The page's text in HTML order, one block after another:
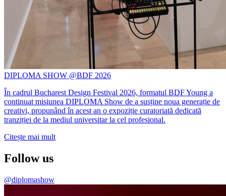
DIPLOMA SHOW @BDF 2026
În cadrul Bucharest Design Festival 2026, formatul BDF Young a
continuat misiunea DIPLOMA Show de a susține noua generație de
creativi, propunând în acest an o expoziție curatoriată dedicată
tranziției de la mediul universitar la cel profesional.
Citește mai mult
Follow us
@diplomashow